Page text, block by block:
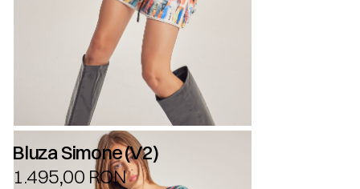
Bluza Simone (V2)
1.495,00 RON